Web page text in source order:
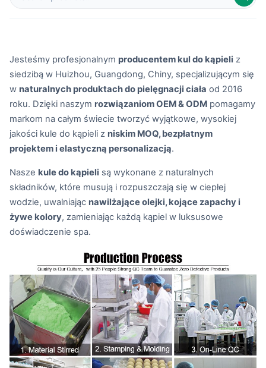
Jesteśmy profesjonalnym producentem kul do kąpieli z
siedzibą w Huizhou, Guangdong, Chiny, specjalizującym się
w naturalnych produktach do pielęgnacji ciała od 2016
roku. Dzięki naszym rozwiązaniom OEM & ODM pomagamy
markom na całym świecie tworzyć wyjątkowe, wysokiej
jakości kule do kąpieli z niskim MOQ, bezpłatnym
projektem i elastyczną personalizacją.
Nasze kule do kąpieli są wykonane z naturalnych
składników, które musują i rozpuszczają się w ciepłej
wodzie, uwalniając nawilżające olejki, kojące zapachy i
żywe kolory, zamieniając każdą kąpiel w luksusowe
doświadczenie spa.